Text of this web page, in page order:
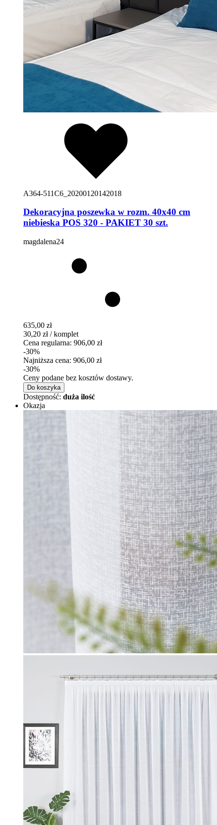
A364-511C6_20200120142018
Dekoracyjna poszewka w rozm. 40x40 cm
niebieska POS 320 - PAKIET 30 szt.
magdalena24
635,00 zł
30,20 zł / komplet
Cena regularna: 906,00 zł
-30%
Najniższa cena: 906,00 zł
-30%
Ceny podane bez kosztów dostawy.
Do koszyka
Dostępność: duża ilość
Okazja